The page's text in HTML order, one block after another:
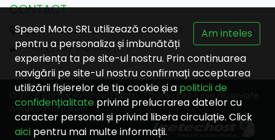
CONTACT
Str. Prof. Dr. Aurel Ardelean nr 141
+40 (773) 715 086
© 2026 Romania Speed Moto. Toate drepturile rezervate
Webdesign by Icetech
Am inteles
Speed Moto SRL utilizează cookies
pentru a personaliza și imbunătăți
experiența ta pe site-ul nostru. Prin continuarea
navigării pe site-ul nostru confirmați acceptarea
utilizării fișierelor de tip cookie și a politicii de
confidențialitate privind prelucrarea datelor cu
caracter personal și privind libera circulație. Click
aici pentru mai multe informații.